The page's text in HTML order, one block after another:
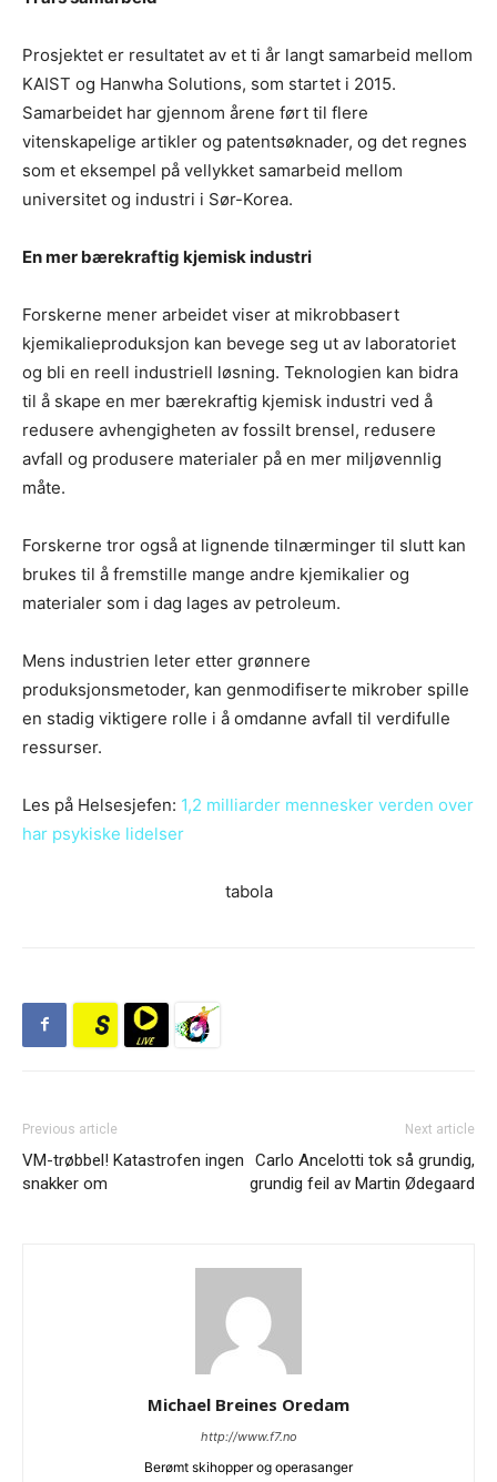
Prosjektet er resultatet av et ti år langt samarbeid mellom
KAIST og Hanwha Solutions, som startet i 2015.
Samarbeidet har gjennom årene ført til flere
vitenskapelige artikler og patentsøknader, og det regnes
som et eksempel på vellykket samarbeid mellom
universitet og industri i Sør-Korea.
En mer bærekraftig kjemisk industri
Forskerne mener arbeidet viser at mikrobbasert
kjemikalieproduksjon kan bevege seg ut av laboratoriet
og bli en reell industriell løsning. Teknologien kan bidra
til å skape en mer bærekraftig kjemisk industri ved å
redusere avhengigheten av fossilt brensel, redusere
avfall og produsere materialer på en mer miljøvennlig
måte.
Forskerne tror også at lignende tilnærminger til slutt kan
brukes til å fremstille mange andre kjemikalier og
materialer som i dag lages av petroleum.
Mens industrien leter etter grønnere
produksjonsmetoder, kan genmodifiserte mikrober spille
en stadig viktigere rolle i å omdanne avfall til verdifulle
ressurser.
Les på Helsesjefen: 1,2 milliarder mennesker verden over
har psykiske lidelser
tabola
Previous article
VM-trøbbel! Katastrofen ingen
snakker om
Next article
Carlo Ancelotti tok så grundig,
grundig feil av Martin Ødegaard
Michael Breines Oredam
http://www.f7.no
Berømt skihopper og operasanger